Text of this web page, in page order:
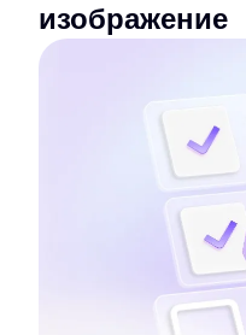
изображение